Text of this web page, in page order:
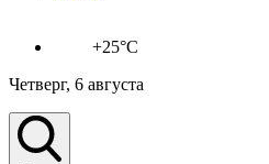
+25°C
Четверг, 6 августа